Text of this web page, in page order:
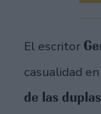
El escritor
casualidad
de las